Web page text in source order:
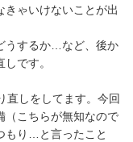
きゃいけないことが出
うするか…など、後か
です。
直しをしてます。今回
（こちらが無知なので
もり…と言ったこと